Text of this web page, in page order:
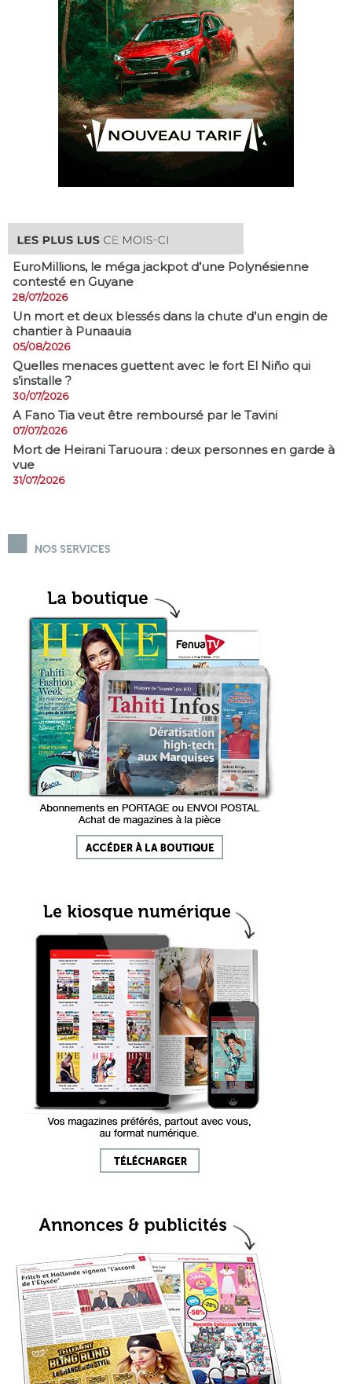
EuroMillions, ​le méga jackpot d’une Polynésienne
contesté en Guyane
28/07/2026
​Un mort et deux blessés dans la chute d’un engin de
chantier à Punaauia
05/08/2026
Quelles menaces guettent avec le fort El Niño qui
s’installe ?
30/07/2026
A Fano Tia veut être remboursé par le Tavini
07/07/2026
Mort de Heirani Taruoura : deux personnes en garde à
vue
31/07/2026